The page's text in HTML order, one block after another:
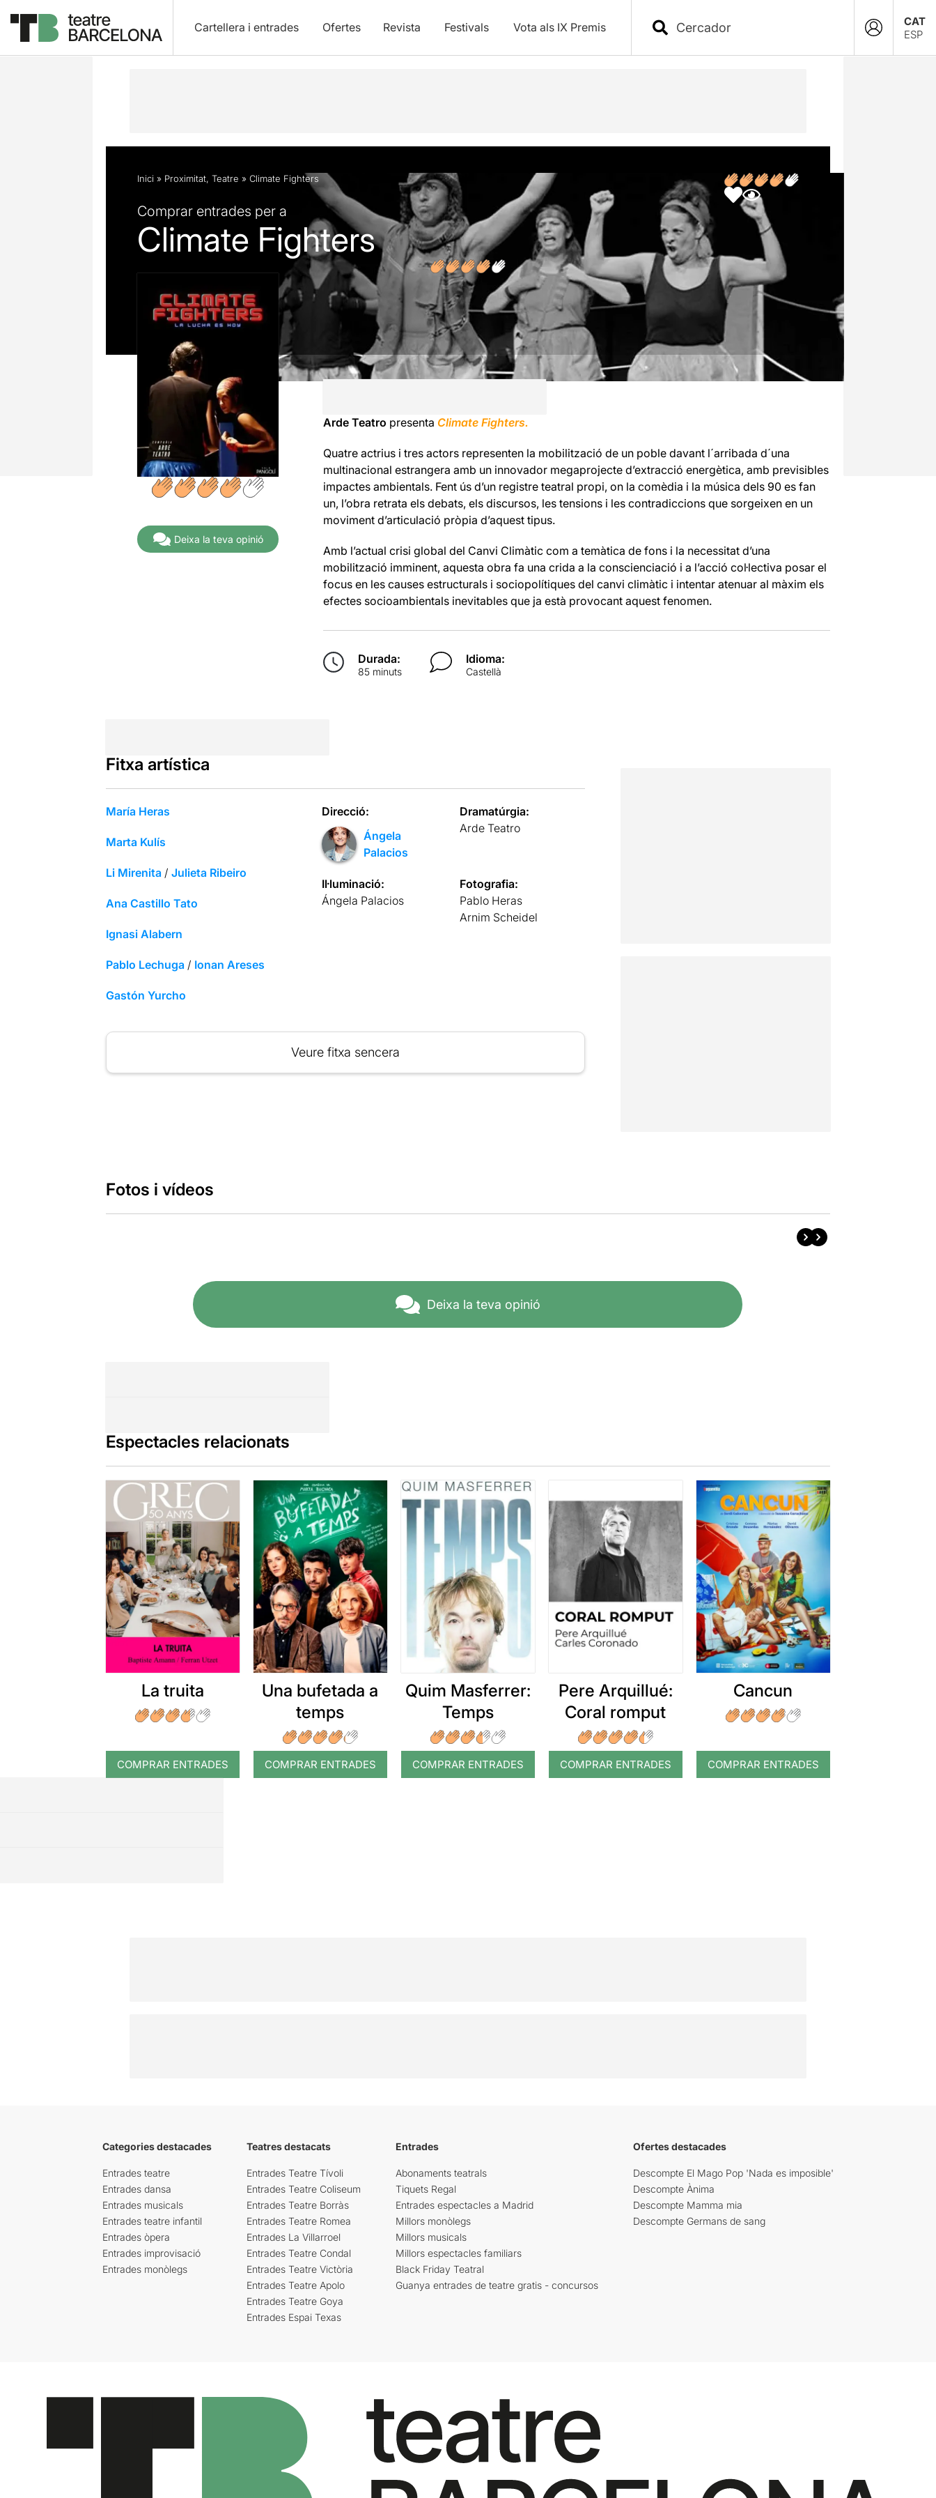
Cartellera i entrades Ofertes Revista Festivals Vota als IX Premis
CAT
ESP
Descripció Fitxa artística Fotos i vídeos
Inici » Proximitat, Teatre » Climate Fighters
Comprar entrades per a
Climate Fighters
Deixa la teva opinió
Arde Teatro presenta Climate Fighters.
Quatre actrius i tres actors representen la mobilització de un poble davant l´arribada d´una
multinacional estrangera amb un innovador megaprojecte d’extracció energètica, amb previsibles
impactes ambientals. Fent ús d’un registre teatral propi, on la comèdia i la música dels 90 es fan
un, l’obra retrata els debats, els discursos, les tensions i les contradiccions que sorgeixen en un
moviment d’articulació pròpia d’aquest tipus.
Amb l’actual crisi global del Canvi Climàtic com a temàtica de fons i la necessitat d’una
mobilització imminent, aquesta obra fa una crida a la conscienciació i a l’acció col·lectiva posar el
focus en les causes estructurals i sociopolítiques del canvi climàtic i intentar atenuar al màxim els
efectes socioambientals inevitables que ja està provocant aquest fenomen.
Durada:
85 minuts
Idioma:
Castellà
Fitxa artística
María Heras
Marta Kulís
Li Mirenita / Julieta Ribeiro
Ana Castillo Tato
Ignasi Alabern
Pablo Lechuga / Ionan Areses
Gastón Yurcho
Direcció:
Ángela
Palacios
Dramatúrgia:
Arde Teatro
Il·luminació:
Ángela Palacios
Fotografia:
Pablo Heras
Arnim Scheidel
Veure fitxa sencera
Fotos i vídeos
Deixa la teva opinió
Espectacles relacionats
La truita
COMPRAR ENTRADES
Una bufetada a
temps
COMPRAR ENTRADES
Quim Masferrer:
Temps
COMPRAR ENTRADES
Pere Arquillué:
Coral romput
COMPRAR ENTRADES
Cancun
COMPRAR ENTRADES
Categories destacades
Entrades teatre
Entrades dansa
Entrades musicals
Entrades teatre infantil
Entrades òpera
Entrades improvisació
Entrades monòlegs
Teatres destacats
Entrades Teatre Tívoli
Entrades Teatre Coliseum
Entrades Teatre Borràs
Entrades Teatre Romea
Entrades La Villarroel
Entrades Teatre Condal
Entrades Teatre Victòria
Entrades Teatre Apolo
Entrades Teatre Goya
Entrades Espai Texas
Entrades
Abonaments teatrals
Tiquets Regal
Entrades espectacles a Madrid
Millors monòlegs
Millors musicals
Millors espectacles familiars
Black Friday Teatral
Guanya entrades de teatre gratis - concursos
Ofertes destacades
Descompte El Mago Pop 'Nada es imposible'
Descompte Ànima
Descompte Mamma mia
Descompte Germans de sang